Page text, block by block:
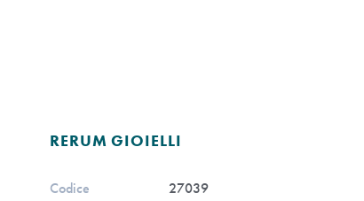
RERUM GIOIELLI
Codice 27039